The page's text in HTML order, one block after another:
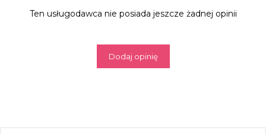
Ten usługodawca nie posiada jeszcze żadnej opinii
Dodaj opinię